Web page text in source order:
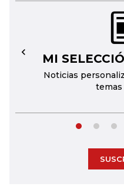
MI
Noticias
←